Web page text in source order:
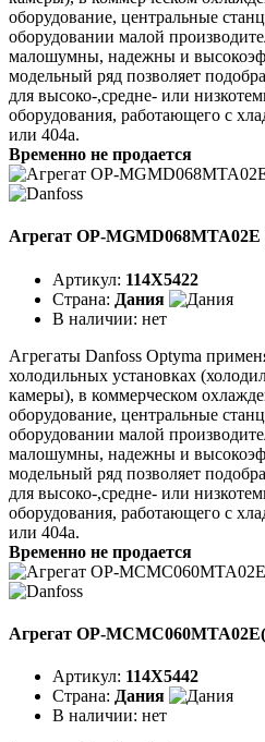
оборудование, центральные
оборудовании малой
малошумны, надежны и
модельный ряд позволяет
для высоко-,средне- или
оборудования, работающего с
или 404a.
Временно не продается
Агрегат OP-MGMD068MTA02E
Артикул: 114X5422
Страна: Дания
В наличии: нет
Агрегаты Danfoss Optyma
холодильных установках
камеры), в коммерческом
оборудование, центральные
оборудовании малой
малошумны, надежны и
модельный ряд позволяет
для высоко-,средне- или
оборудования, работающего с
или 404a.
Временно не продается
Агрегат OP-
Артикул: 114X5442
Страна: Дания
В наличии: нет